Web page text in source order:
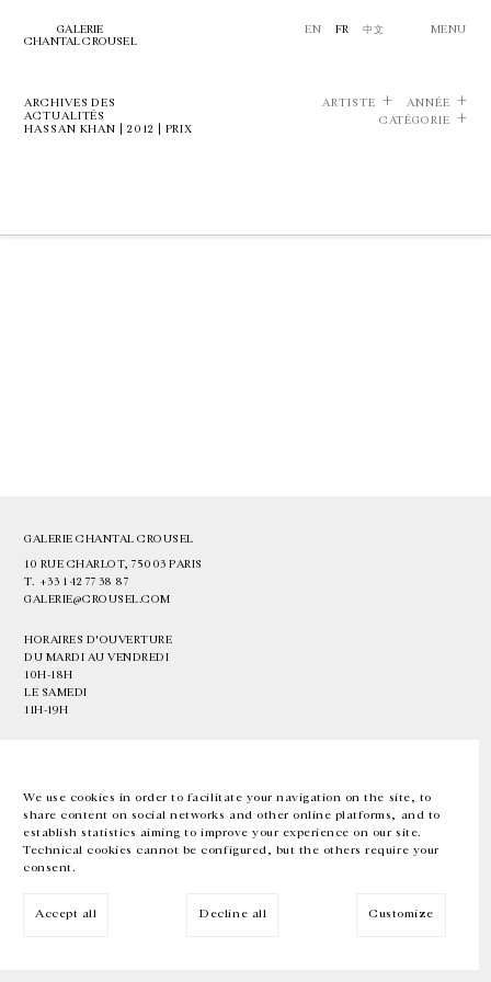
We use cookies in order to facilitate your navigation on the site, to
share content on social networks and other online platforms, and to
establish statistics aiming to improve your experience on our site.
Technical cookies cannot be configured, but the others require your
consent.
Accept all Decline all Customize
GALERIE
CHANTAL CROUSEL
EN FR 中文 MENU
ARCHIVES DES
ACTUALITÉS
HASSAN KHAN | 2012 | PRIX
ARTISTE
ANNÉE
CATÉGORIE
GALERIE CHANTAL CROUSEL
10 RUE CHARLOT, 75003 PARIS
T. +33 1 42 77 38 87
GALERIE@CROUSEL.COM
HORAIRES D'OUVERTURE
DU MARDI AU VENDREDI
10H-18H
LE SAMEDI
11H-19H
EN FR 中文 Facebook Instagram
Inscrivez-vous à notre newsletter